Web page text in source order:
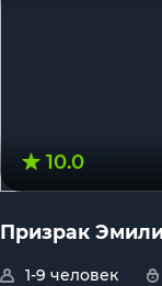
10.0
Призрак
1-9 человек